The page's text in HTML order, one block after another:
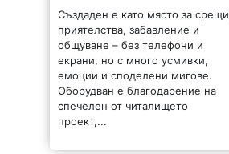
Областен се срещна с
новоизбран
полицейски шеф